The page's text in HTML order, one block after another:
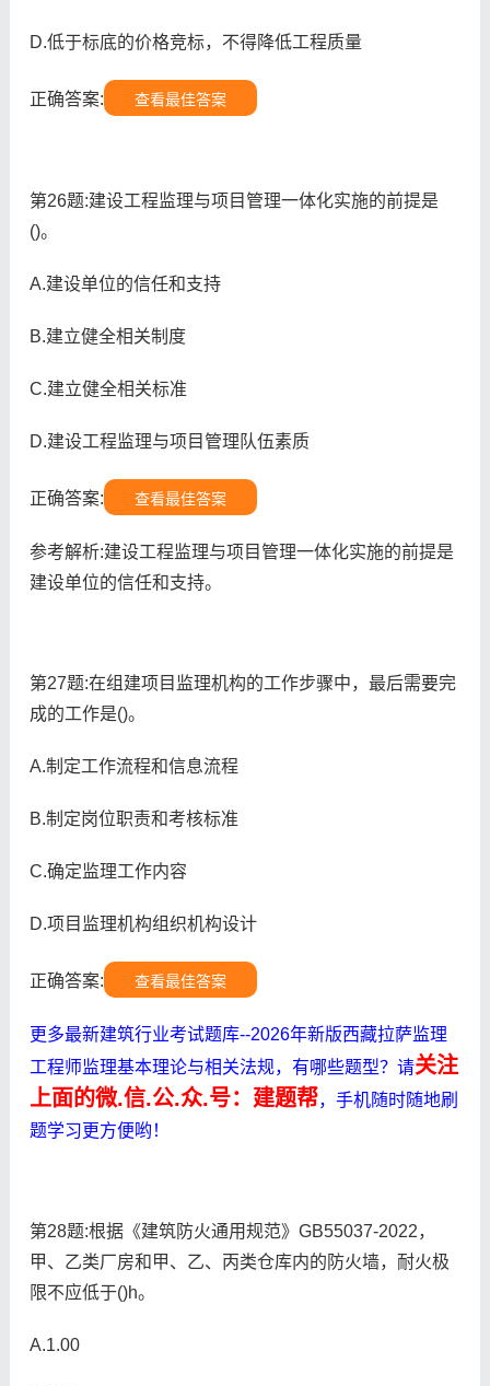
D.低于标底的价格竞标，不得降低工程质量
正确答案: 查看最佳答案
第26题:建设工程监理与项目管理一体化实施的前提是
()。
A.建设单位的信任和支持
B.建立健全相关制度
C.建立健全相关标准
D.建设工程监理与项目管理队伍素质
正确答案: 查看最佳答案
参考解析:建设工程监理与项目管理一体化实施的前提是
建设单位的信任和支持。
第27题:在组建项目监理机构的工作步骤中，最后需要完
成的工作是()。
A.制定工作流程和信息流程
B.制定岗位职责和考核标准
C.确定监理工作内容
D.项目监理机构组织机构设计
正确答案: 查看最佳答案
更多最新建筑行业考试题库--2026年新版西藏拉萨监理
工程师监理基本理论与相关法规，有哪些题型？请关注
上面的微.信.公.众.号：建题帮，手机随时随地刷
题学习更方便哟！
第28题:根据《建筑防火通用规范》GB55037-2022，
甲、乙类厂房和甲、乙、丙类仓库内的防火墙，耐火极
限不应低于()h。
A.1.00